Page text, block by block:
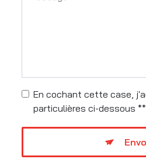
En cochant cette case,
particulières ci-dessous **